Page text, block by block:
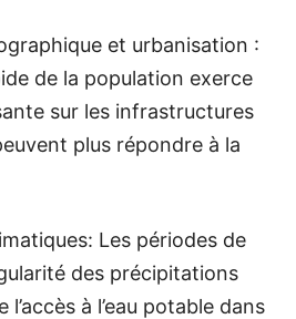
et urbanisation :
de la population exerce
sur les infrastructures
plus répondre à la
Les périodes de
des précipitations
à l’eau potable dans